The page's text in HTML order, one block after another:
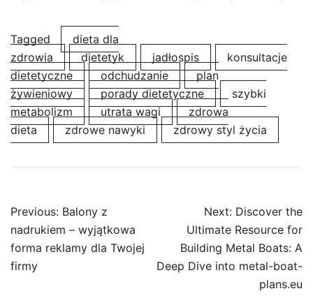
Tagged
dieta dla
zdrowia
dietetyk jadłospis
konsultacje
dietetyczne
odchudzanie
plan
żywieniowy
porady dietetyczne
szybki
metabolizm
utrata wagi
zdrowa
dieta
zdrowe nawyki zdrowy styl życia
Post
navigation
Previous: Balony z
nadrukiem – wyjątkowa
forma reklamy dla Twojej
firmy
Next: Discover the
Ultimate Resource for
Building Metal Boats: A
Deep Dive into metal-boat-
plans.eu